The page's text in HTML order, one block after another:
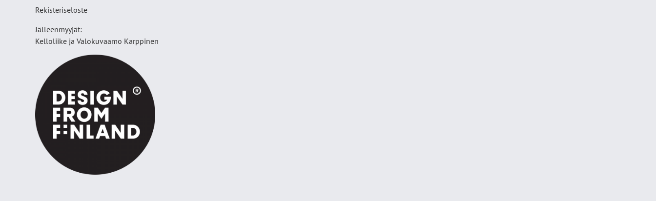
Rekisteriseloste
Jälleenmyyjät:
Kelloliike ja Valokuvaamo Karppinen